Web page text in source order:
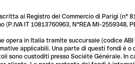
al Registro del Commercio di Parigi (n°
IT 10813760963, N°REA MI-2559348,
opera in Italia tramite succursale (codice
applicabili. Una parte di questi fondi è
sono custoditi presso Société Générale. In